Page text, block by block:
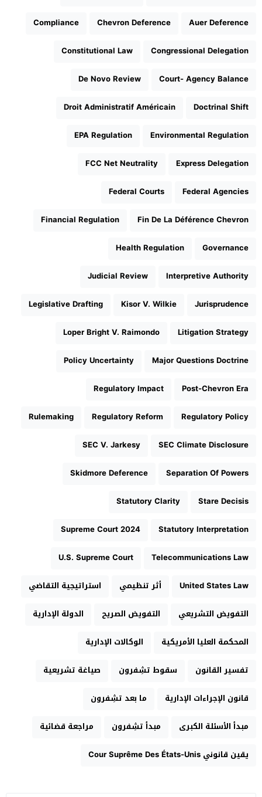
Auer Deference
Chevron Deference
Compliance
Congressional Delegation
Constitutional Law
Court- Agency Balance
De Novo Review
Doctrinal Shift
Droit Administratif Américain
Environmental Regulation
EPA Regulation
Express Delegation
FCC Net Neutrality
Federal Agencies
Federal Courts
Fin De La Déférence Chevron
Financial Regulation
Governance
Health Regulation
Interpretive Authority
Judicial Review
Jurisprudence
Kisor V. Wilkie
Legislative Drafting
Litigation Strategy
Loper Bright V. Raimondo
Major Questions Doctrine
Policy Uncertainty
Post-Chevron Era
Regulatory Impact
Regulatory Policy
Regulatory Reform
Rulemaking
SEC Climate Disclosure
SEC V. Jarkesy
Separation Of Powers
Skidmore Deference
Stare Decisis
Statutory Clarity
Statutory Interpretation
Supreme Court 2024
Telecommunications Law
U.S. Supreme Court
United States Law
أثر تنظيمي
استراتيجية التقاضي
التفويض التشريعي
التفويض الصريح
الدولة الإدارية
المحكمة العليا الأمريكية
الوكالات الإدارية
تفسير القانون
سقوط تشِفرون
صياغة تشريعية
قانون الإجراءات الإدارية
ما بعد تشِفرون
مبدأ الأسئلة الكبرى
مبدأ تشِفرون
مراجعة قضائية
يقين قانوني Cour Suprême Des États-Unis